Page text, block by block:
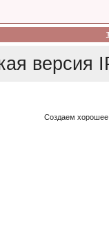
версия
Создаем